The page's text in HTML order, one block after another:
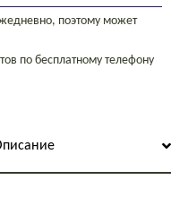
поэтому может
по бесплатному телефону